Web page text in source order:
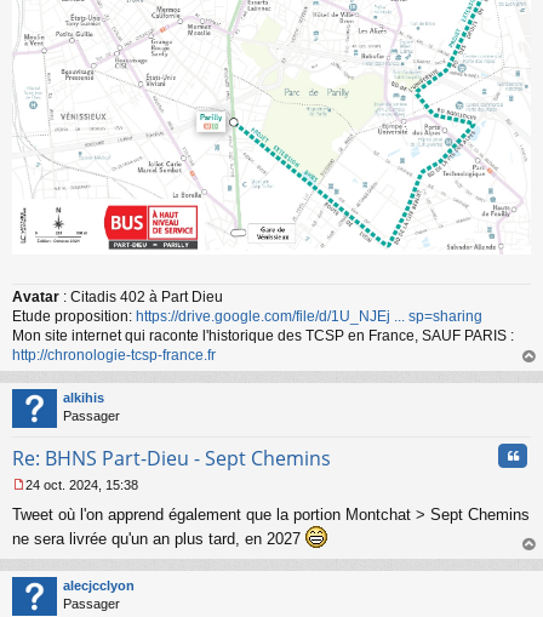
Avatar : Citadis 402 à Part Dieu
Etude proposition: https://drive.google.com/file/d/1U_NJEj ... sp=sharing
Mon site internet qui raconte l'historique des TCSP en France, SAUF PARIS :
http://chronologie-tcsp-france.fr
au
alkihis
Passager
Re: BHNS Part-Dieu - Sept Chemins
e
s
a
g
e
24 oct. 2024, 15:38
Tweet où l'on apprend également que la portion Montchat > Sept Chemins
ne sera livrée qu'un an plus tard, en 2027
au
alecjcclyon
Passager